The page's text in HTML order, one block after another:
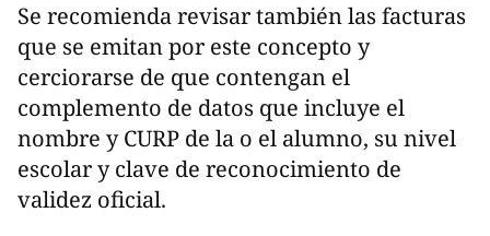
Se recomienda revisar también las facturas
que se emitan por este concepto y
cerciorarse de que contengan el
complemento de datos que incluye el
nombre y CURP de la o el alumno, su nivel
escolar y clave de reconocimiento de
validez oficial.